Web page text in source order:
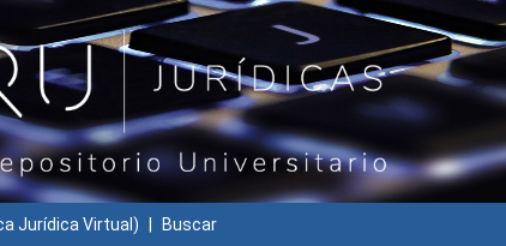
Jurídica Virtual) Buscar